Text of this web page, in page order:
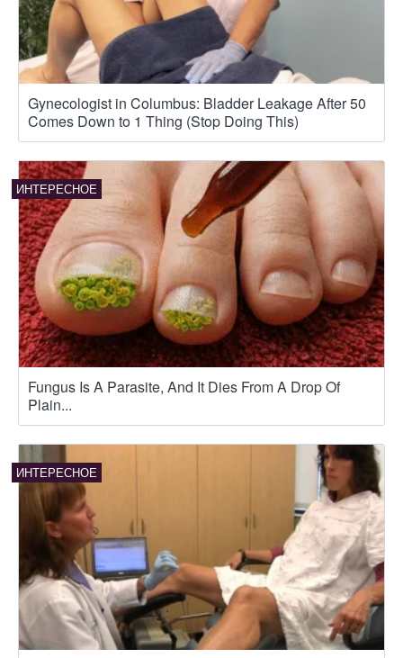
Gynecologist in Columbus: Bladder Leakage After 50
Comes Down to 1 Thing (Stop Doing This)
Fungus Is A Parasite, And It Dies From A Drop Of
Plain...